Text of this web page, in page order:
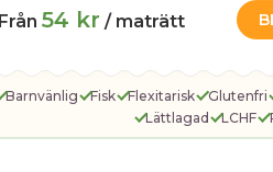
Från 54 kr / maträtt
Barnvänlig Fisk Flexitarisk Glutenfri
Lättlagad
LCHF